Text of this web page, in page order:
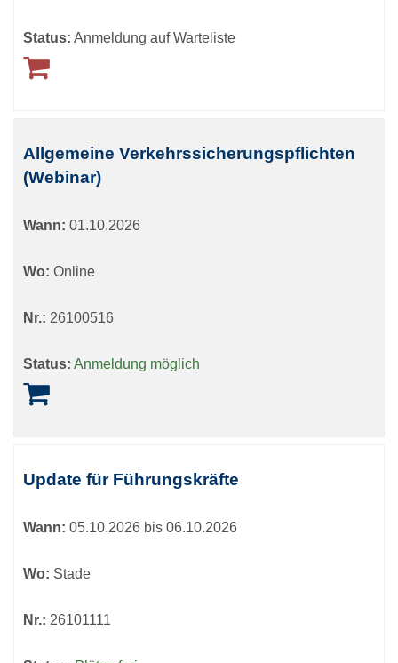
Status: Anmeldung auf Warteliste
Allgemeine Verkehrssicherungspflichten
(Webinar)
Wann: 01.10.2026
Wo: Online
Nr.: 26100516
Status: Anmeldung möglich
Update für Führungskräfte
Wann: 05.10.2026 bis 06.10.2026
Wo: Stade
Nr.: 26101111